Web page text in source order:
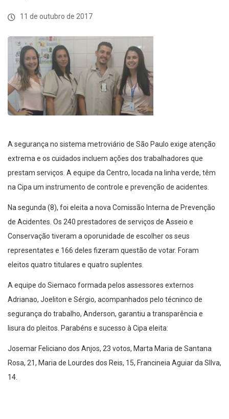
11 de outubro de 2017
A segurança no sistema metroviário de São Paulo exige atenção
extrema e os cuidados incluem ações dos trabalhadores que
prestam serviços. A equipe da Centro, locada na linha verde, têm
na Cipa um instrumento de controle e prevenção de acidentes.
Na segunda (8), foi eleita a nova Comissão Interna de Prevenção
de Acidentes. Os 240 prestadores de serviços de Asseio e
Conservação tiveram a oporunidade de escolher os seus
representates e 166 deles fizeram questão de votar. Foram
eleitos quatro titulares e quatro suplentes.
A equipe do Siemaco formada pelos assessores externos
Adrianao, Joeliton e Sérgio, acompanhados pelo técninco de
segurança do trabalho, Anderson, garantiu a transparência e
lisura do pleitos. Parabéns e sucesso à Cipa eleita:
Josemar Feliciano dos Anjos, 23 votos, Marta Maria de Santana
Rosa, 21, Maria de Lourdes dos Reis, 15, Francineia Aguiar da SIlva,
14.